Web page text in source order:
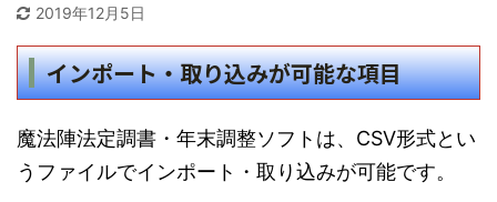
2019年12月5日
インポート・取り込みが可能な項目
魔法陣法定調書・年末調整ソフトは、CSV形式とい
うファイルでインポート・取り込みが可能です。